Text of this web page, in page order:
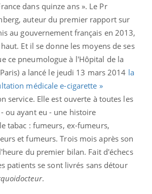
dans quinze ans ». Le Pr
auteur du premier rapport sur
au gouvernement français en 2013,
Et il se donne les moyens de ses
ce pneumologue à l'Hôpital de la
a lancé le jeudi 13 mars 2014 la
médicale e-cigarette »
service. Elle est ouverte à toutes les
ou ayant eu - une histoire
tabac : fumeurs, ex-fumeurs,
et fumeurs. Trois mois après son
du premier bilan. Fait d'échecs
patients se sont livrés sans détour
.